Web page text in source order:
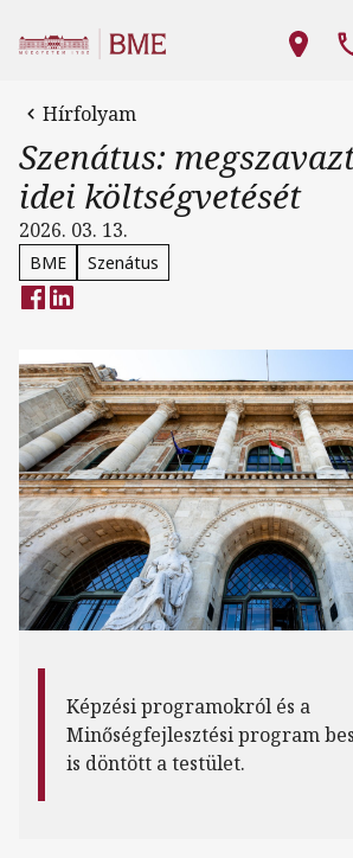
Fő
Hírfolyam
Szenátus:
idei költségvetését
2026. 03. 13.
BME Szenátus
Képzési programokról és a
Minőségfejlesztési program
is döntött a testület.